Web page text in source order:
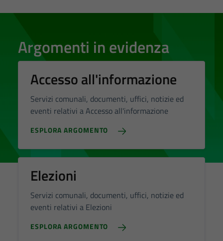
Argomenti in evidenza
Accesso all'informazione
Servizi comunali, documenti, uffici, notizie ed
eventi relativi a Accesso all'informazione
ESPLORA ARGOMENTO
Elezioni
Servizi comunali, documenti, uffici, notizie ed
eventi relativi a Elezioni
ESPLORA ARGOMENTO